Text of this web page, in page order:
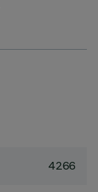
4266